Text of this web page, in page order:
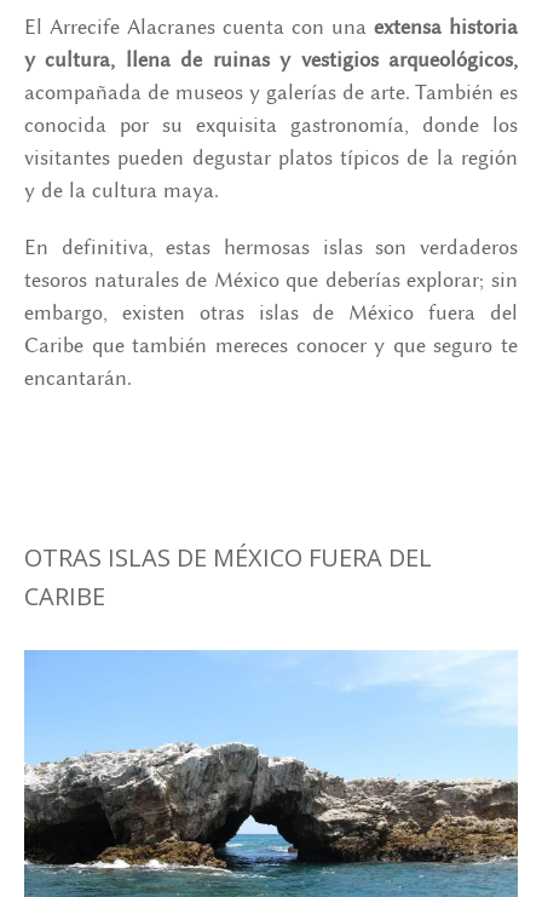
El Arrecife Alacranes cuenta con una extensa historia
y cultura, llena de ruinas y vestigios arqueológicos,
acompañada de museos y galerías de arte. También es
conocida por su exquisita gastronomía, donde los
visitantes pueden degustar platos típicos de la región
y de la cultura maya.
En definitiva, estas hermosas islas son verdaderos
tesoros naturales de México que deberías explorar; sin
embargo, existen otras islas de México fuera del
Caribe que también mereces conocer y que seguro te
encantarán.
OTRAS ISLAS DE MÉXICO FUERA DEL
CARIBE